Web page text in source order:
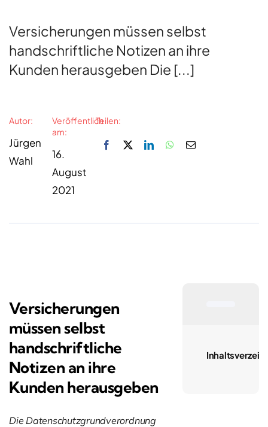
Versicherungen müssen selbst
handschriftliche Notizen an ihre
Kunden herausgeben Die [...]
Autor:
Jürgen
Wahl
Veröffentlich
am:
16.
August
2021
Teilen:
Versicherungen
müssen selbst
handschriftliche
Notizen an ihre
Kunden herausgeben
Die Datenschutzgrundverordnung